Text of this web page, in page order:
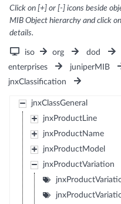
Click on [+] or [-] icons beside
MIB Object hierarchy and click
details.
iso org dod
enterprises
juniperMIB
jnxClassification
jnxClassGeneral
jnxProductLine
jnxProductName
jnxProductModel
jnxProductVariation